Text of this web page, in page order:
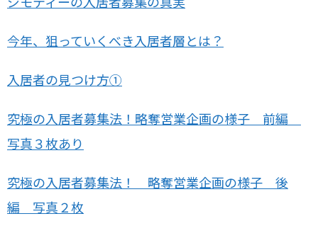
今年、狙っていくべき入居者層とは？
入居者の見つけ方①
究極の入居者募集法！略奪営業企画の様子 前編
写真３枚あり
究極の入居者募集法！ 略奪営業企画の様子 後
編 写真２枚